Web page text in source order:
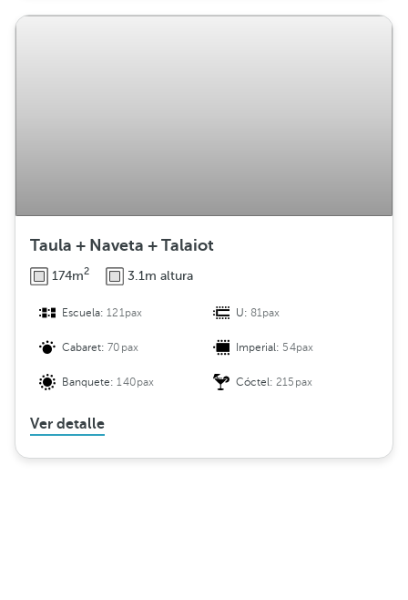
Taula + Naveta + Talaiot
174m2 3.1m altura
Escuela:121pax U:81pax
Cabaret:70pax Imperial: 54pax
Banquete:140pax Cóctel:215pax
Ver detalle